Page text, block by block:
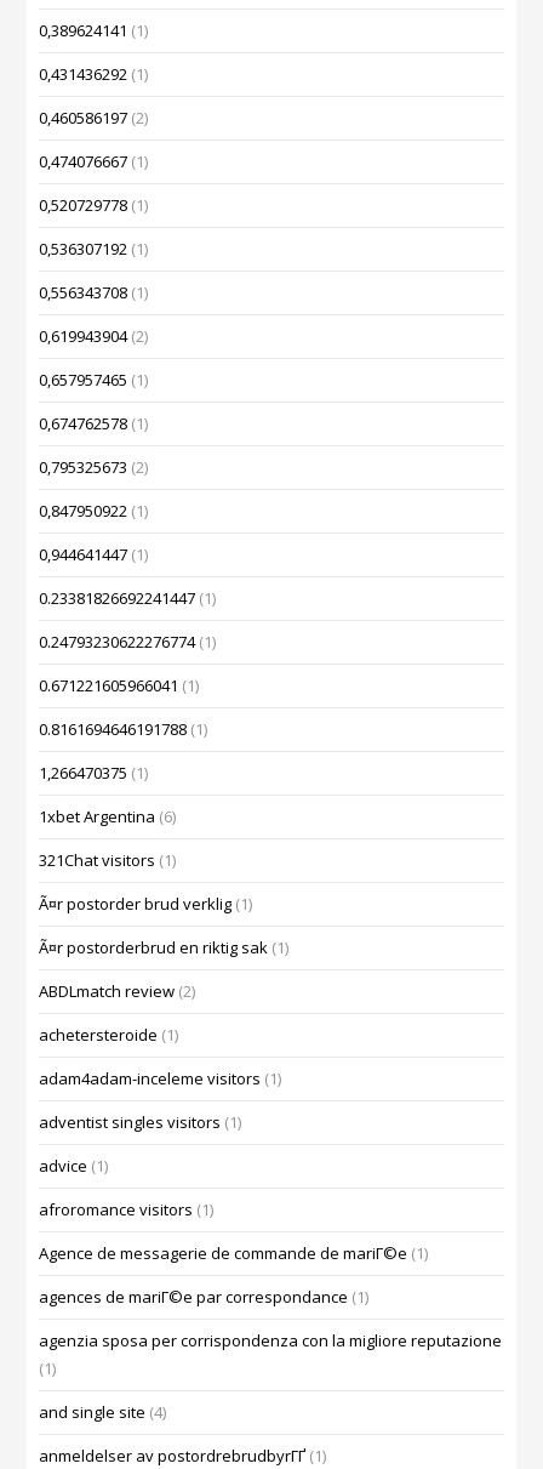
0,389624141 (1)
0,431436292 (1)
0,460586197 (2)
0,474076667 (1)
0,520729778 (1)
0,536307192 (1)
0,556343708 (1)
0,619943904(2)
0,657957465 (1)
0,674762578 (1)
0,795325673 (2)
0,847950922 (1)
0,944641447 (1)
0.23381826692241447 (1)
0.24793230622276774(1)
0.671221605966041 (1)
0.8161694646191788 (1)
1,266470375 (1)
1xbet Argentina (6)
321Chat visitors (1)
Ã¤r postorder brud verklig (1)
Ã¤r postorderbrud en riktig sak (1)
ABDLmatch review (2)
achetersteroide (1)
adam4adam-inceleme visitors (1)
adventist singles visitors (1)
advice (1)
afroromance visitors (1)
Agence de messagerie de commande de mariГ©e (1)
agences de mariГ©e par correspondance (1)
agenzia sposa per corrispondenza con la migliore reputazione
(1)
and single site (4)
anmeldelser av postordrebrudbyrГҐ (1)